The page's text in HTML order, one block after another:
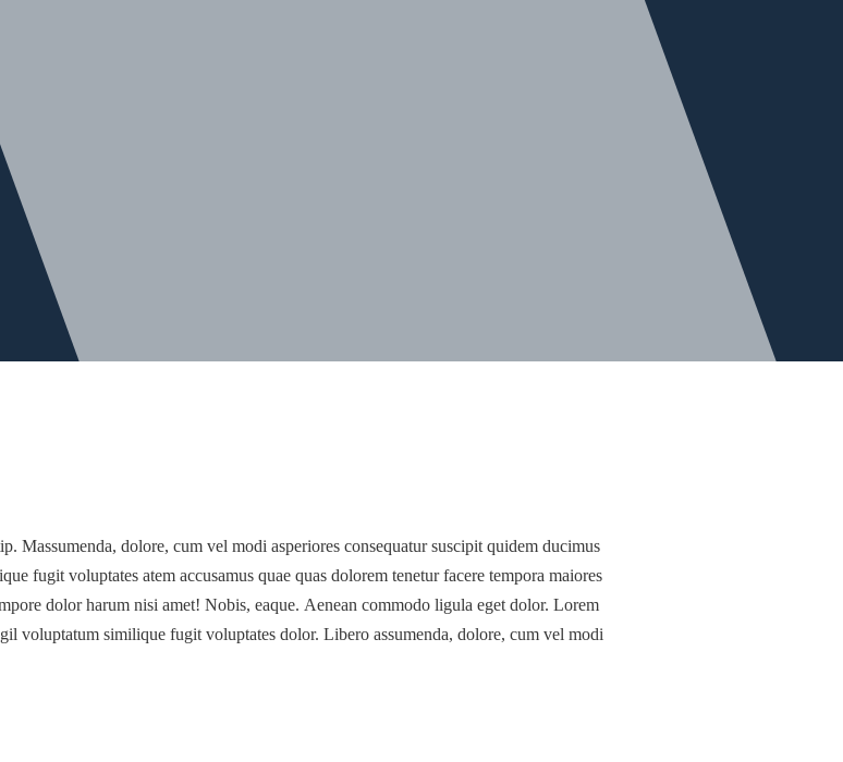
Massumenda, dolore, cum vel modi asperiores consequatur suscipit quidem ducimus
fugit voluptates atem accusamus quae quas dolorem tenetur facere tempora maiores
dolor harum nisi amet! Nobis, eaque. Aenean commodo ligula eget dolor. Lorem
voluptatum similique fugit voluptates dolor. Libero assumenda, dolore, cum vel modi